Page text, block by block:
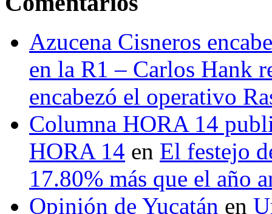
Azucena Cisneros
en la R1 – Carlos Hank
encabezó el operativo
Columna HORA 14
HORA 14 en El festejo
17.80% más que el año
Opinión de Yucatán en